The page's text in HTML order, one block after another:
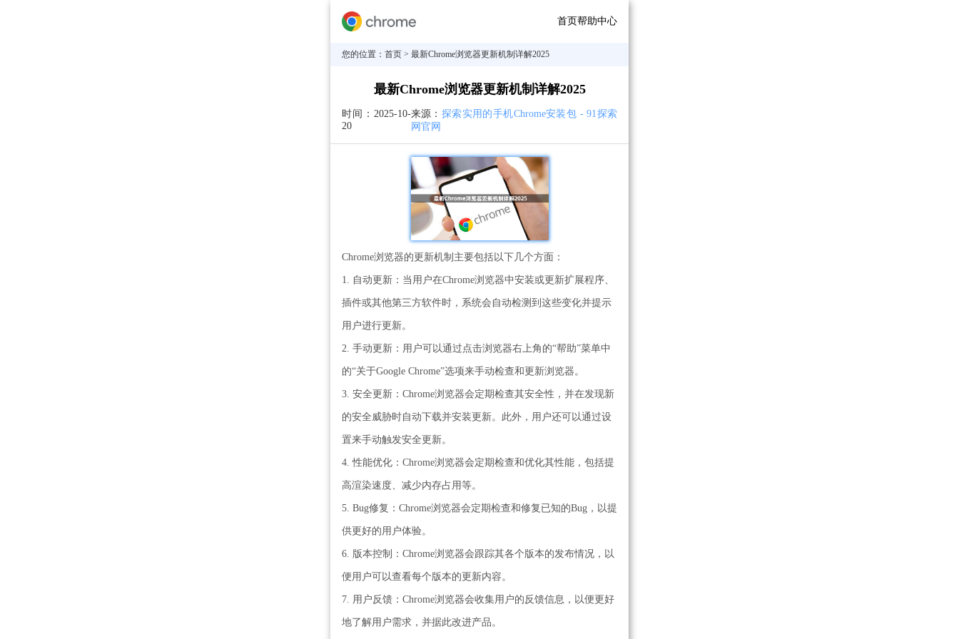
首页帮助中心
您的位置： 首页 > 最新Chrome浏览器更新机制详解2025
最新Chrome浏览器更新机制详解2025
时间： 2025-10-
20
来源： 探索实用的手机Chrome安装包 - 91探索
网官网
Chrome浏览器的更新机制主要包括以下几个方面：
1. 自动更新：当用户在Chrome浏览器中安装或更新扩展程序、
插件或其他第三方软件时，系统会自动检测到这些变化并提示
用户进行更新。
2. 手动更新：用户可以通过点击浏览器右上角的“帮助”菜单中
的“关于Google Chrome”选项来手动检查和更新浏览器。
3. 安全更新：Chrome浏览器会定期检查其安全性，并在发现新
的安全威胁时自动下载并安装更新。此外，用户还可以通过设
置来手动触发安全更新。
4. 性能优化：Chrome浏览器会定期检查和优化其性能，包括提
高渲染速度、减少内存占用等。
5. Bug修复：Chrome浏览器会定期检查和修复已知的Bug，以提
供更好的用户体验。
6. 版本控制：Chrome浏览器会跟踪其各个版本的发布情况，以
便用户可以查看每个版本的更新内容。
7. 用户反馈：Chrome浏览器会收集用户的反馈信息，以便更好
地了解用户需求，并据此改进产品。